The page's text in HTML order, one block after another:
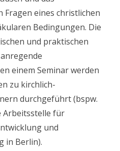
Fragen eines christlichen
Bedingungen. Die
und praktischen
einem Seminar werden
zu kirchlich-
durchgeführt (bspw.
Arbeitsstelle für
und
in Berlin).